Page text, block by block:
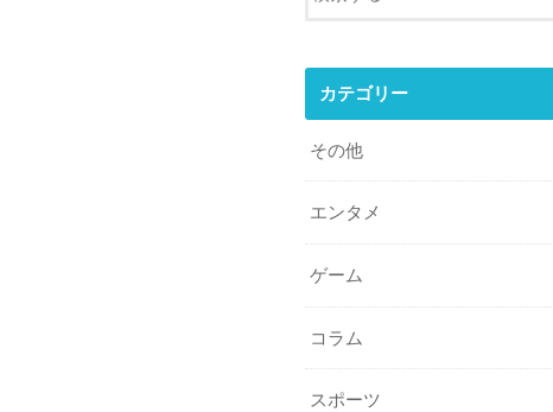
カテゴリー
その他
エンタメ
ゲーム
コラム
スポーツ